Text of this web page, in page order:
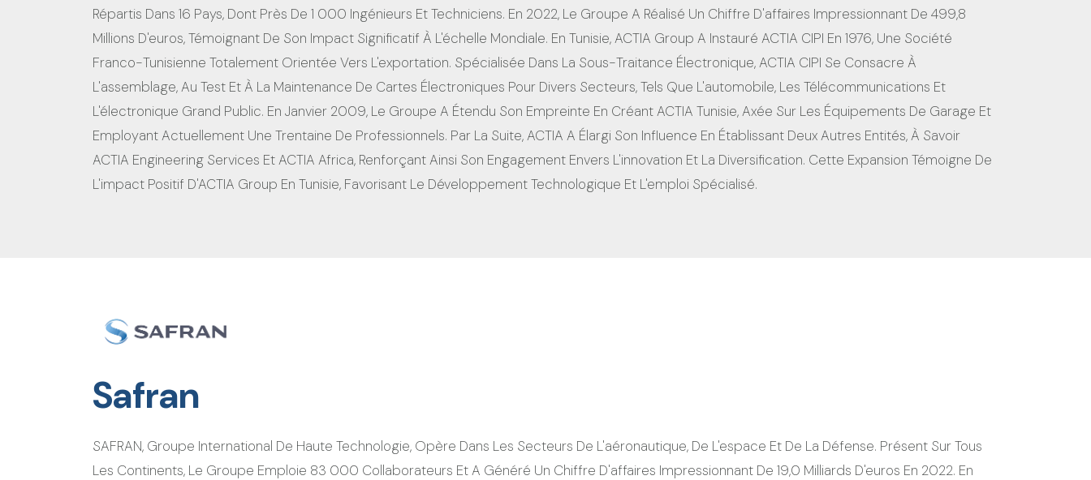
Répartis Dans 16 Pays, Dont Près De 1 000 Ingénieurs Et Techniciens. En 2022, Le Groupe A Réalisé Un Chiffre D'affaires Impressionnant De 499,8
Millions D'euros, Témoignant De Son Impact Significatif À L'échelle Mondiale. En Tunisie, ACTIA Group A Instauré ACTIA CIPI En 1976, Une Société
Franco-Tunisienne Totalement Orientée Vers L'exportation. Spécialisée Dans La Sous-Traitance Électronique, ACTIA CIPI Se Consacre À
L'assemblage, Au Test Et À La Maintenance De Cartes Électroniques Pour Divers Secteurs, Tels Que L'automobile, Les Télécommunications Et
L'électronique Grand Public. En Janvier 2009, Le Groupe A Étendu Son Empreinte En Créant ACTIA Tunisie, Axée Sur Les Équipements De Garage Et
Employant Actuellement Une Trentaine De Professionnels. Par La Suite, ACTIA A Élargi Son Influence En Établissant Deux Autres Entités, À Savoir
ACTIA Engineering Services Et ACTIA Africa, Renforçant Ainsi Son Engagement Envers L'innovation Et La Diversification. Cette Expansion Témoigne De
L'impact Positif D'ACTIA Group En Tunisie, Favorisant Le Développement Technologique Et L'emploi Spécialisé.
Safran
SAFRAN, Groupe International De Haute Technologie, Opère Dans Les Secteurs De L'aéronautique, De L'espace Et De La Défense. Présent Sur Tous
Les Continents, Le Groupe Emploie 83 000 Collaborateurs Et A Généré Un Chiffre D'affaires Impressionnant De 19,0 Milliards D'euros En 2022. En